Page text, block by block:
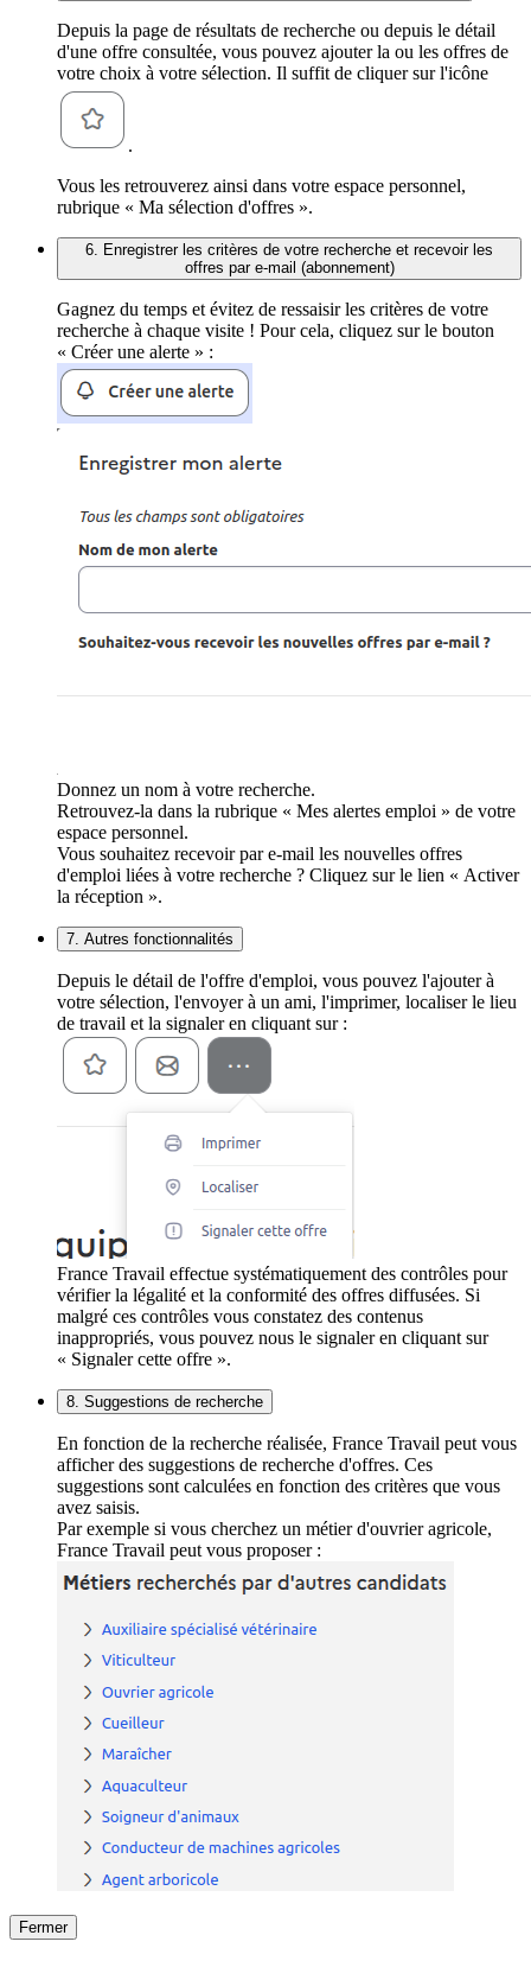
Depuis la page de résultats de recherche ou depuis le détail
d'une offre consultée, vous pouvez ajouter la ou les offres de
votre choix à votre sélection. Il suffit de cliquer sur l'icône
.
Vous les retrouverez ainsi dans votre espace personnel,
rubrique « Ma sélection d'offres ».
6. Enregistrer les critères de votre recherche et recevoir les
offres par e-mail (abonnement)
Gagnez du temps et évitez de ressaisir les critères de votre
recherche à chaque visite ! Pour cela, cliquez sur le bouton
« Créer une alerte » :
Donnez un nom à votre recherche.
Retrouvez-la dans la rubrique « Mes alertes emploi » de votre
espace personnel.
Vous souhaitez recevoir par e-mail les nouvelles offres
d'emploi liées à votre recherche ? Cliquez sur le lien « Activer
la réception ».
7. Autres fonctionnalités
Depuis le détail de l'offre d'emploi, vous pouvez l'ajouter à
votre sélection, l'envoyer à un ami, l'imprimer, localiser le lieu
de travail et la signaler en cliquant sur :
France Travail effectue systématiquement des contrôles pour
vérifier la légalité et la conformité des offres diffusées. Si
malgré ces contrôles vous constatez des contenus
inappropriés, vous pouvez nous le signaler en cliquant sur
« Signaler cette offre ».
8. Suggestions de recherche
En fonction de la recherche réalisée, France Travail peut vous
afficher des suggestions de recherche d'offres. Ces
suggestions sont calculées en fonction des critères que vous
avez saisis.
Par exemple si vous cherchez un métier d'ouvrier agricole,
France Travail peut vous proposer :
Fermer